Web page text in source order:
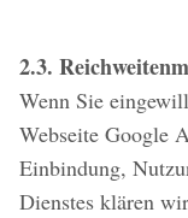
2.3.
Wenn Sie
Webseite Google
Einbindung,
Dienstes klären